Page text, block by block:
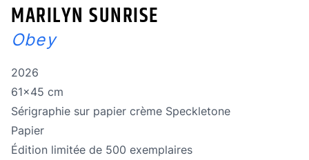
MARILYN SUNRISE
Obey
Année de réalisation
2026
Dimensions
61x45 cm
Technique
Sérigraphie sur papier crème Speckletone
Technique
Papier
édition limitée
Édition limitée de 500 exemplaires